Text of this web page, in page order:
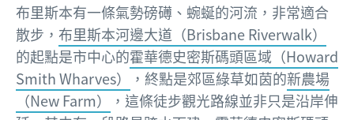
布里斯本有一條氣勢磅礡、蜿蜒的河流，非常適合
散步， 布里斯本河邊大道（Brisbane Riverwalk）
的起點是市中心的霍華德史密斯碼頭區域（Howard
Smith Wharves）
，終點是郊區綠草如茵的新農場
（New Farm）
，這條徒步觀光路線並非只是沿岸伸